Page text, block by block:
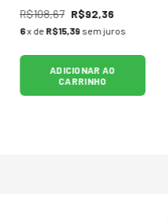
R$108,67 R$92,36
6x de R$15,39 sem juros
ADICIONAR AO
CARRINHO